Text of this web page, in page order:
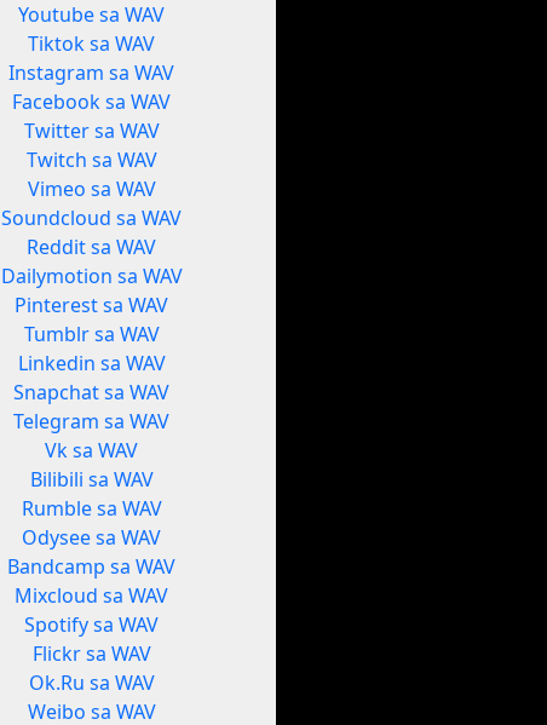
Youtube sa WAV
Tiktok sa WAV
Instagram sa WAV
Facebook sa WAV
Twitter sa WAV
Twitch sa WAV
Vimeo sa WAV
Soundcloud sa WAV
Reddit sa WAV
Dailymotion sa WAV
Pinterest sa WAV
Tumblr sa WAV
Linkedin sa WAV
Snapchat sa WAV
Telegram sa WAV
Vk sa WAV
Bilibili sa WAV
Rumble sa WAV
Odysee sa WAV
Bandcamp sa WAV
Mixcloud sa WAV
Spotify sa WAV
Flickr sa WAV
Ok.Ru sa WAV
Weibo sa WAV